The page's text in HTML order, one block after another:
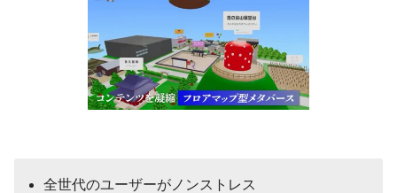
全世代のユーザーがノンストレス